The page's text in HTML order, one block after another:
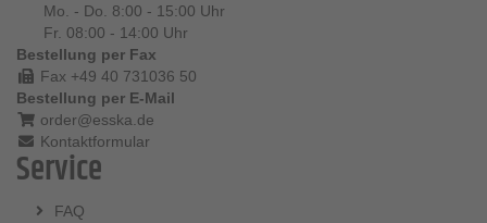
Mo. - Do. 8:00 - 15:00 Uhr
Fr. 08:00 - 14:00 Uhr
Bestellung per Fax
Fax +49 40 731036 50
Bestellung per E-Mail
order@esska.de
Kontaktformular
Service
FAQ